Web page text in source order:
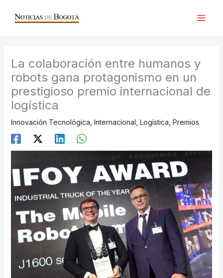
La colaboración entre humanos y
robots gana protagonismo en un
prestigioso premio internacional de
logística
Innovación Tecnológica Internacional Logística Premios